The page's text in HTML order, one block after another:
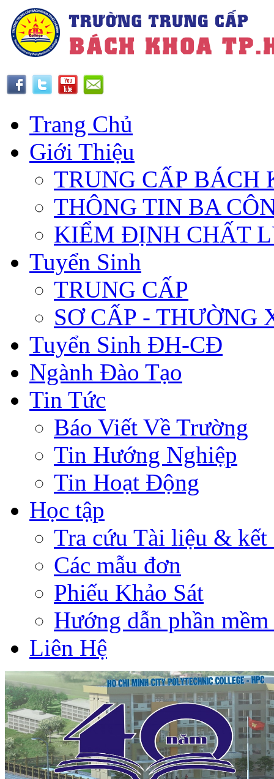
Trang Chủ
Giới Thiệu
TRUNG CẤP BÁCH
THÔNG TIN BA
KIỂM ĐỊNH CHẤT
Tuyển Sinh
TRUNG CẤP
SƠ CẤP - THƯỜNG
Tuyển Sinh ĐH-CĐ
Ngành Đào Tạo
Tin Tức
Báo Viết Về Trường
Tin Hướng Nghiệp
Tin Hoạt Động
Học tập
Tra cứu Tài liệu & kết
Các mẫu đơn
Phiếu Khảo Sát
Hướng dẫn phần
Liên Hệ